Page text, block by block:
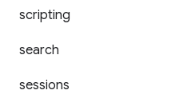
scripting
search
sessions